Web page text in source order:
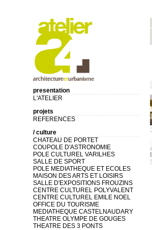
presentation
L'ATELIER
projets
REFERENCES
/ culture
CHATEAU DE PORTET
COUPOLE D'ASTRONOMIE
POLE CULTUREL VARILHES
SALLE DE SPORT
POLE MEDIATHEQUE ET ECOLES
MAISON DES ARTS ET LOISIRS
SALLE D'EXPOSITIONS FROUZINS
CENTRE CULTUREL POLYVALENT
CENTRE CULTUREL EMILE NOEL
OFFICE DU TOURISME
MEDIATHEQUE CASTELNAUDARY
THEATRE OLYMPE DE GOUGES
THEATRE DES 3 PONTS